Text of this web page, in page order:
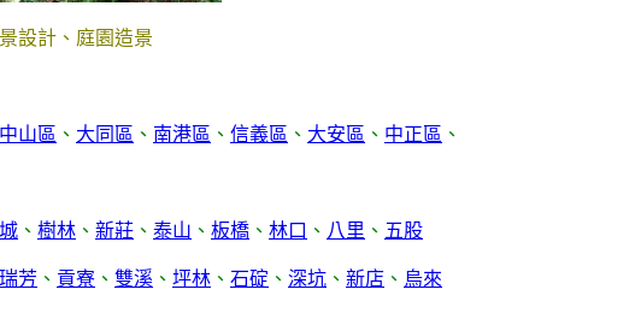
設計、庭園造景
中山區 、 大同區 、 南港區 、 信義區 、 大安區 、 中正區 、
、 樹林 、 新莊 、 泰山 、 板橋 、 林口 、 八里 、 五股
瑞芳 、 貢寮 、 雙溪 、 坪林 、 石碇 、 深坑 、 新店 、 烏來